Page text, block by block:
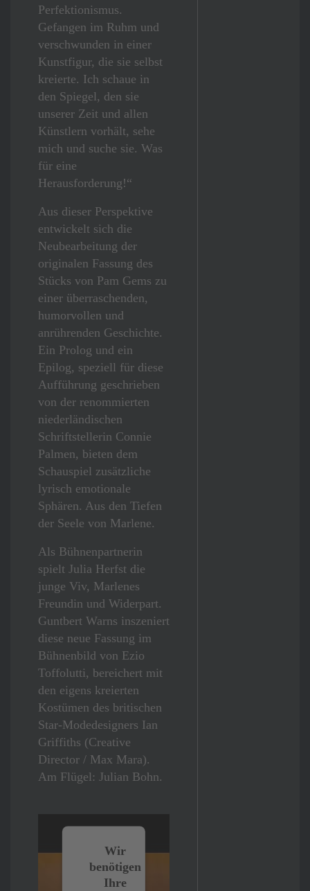
Perfektionismus.
Gefangen im Ruhm und
verschwunden in einer
Kunstfigur, die sie selbst
kreierte. Ich schaue in
den Spiegel, den sie
unserer Zeit und allen
Künstlern vorhält, sehe
mich und suche sie. Was
für eine
Herausforderung!“
Aus dieser Perspektive
entwickelt sich die
Neubearbeitung der
originalen Fassung des
Stücks von Pam Gems zu
einer überraschenden,
humorvollen und
anrührenden Geschichte.
Ein Prolog und ein
Epilog, speziell für diese
Aufführung geschrieben
von der renommierten
niederländischen
Schriftstellerin Connie
Palmen, bieten dem
Schauspiel zusätzliche
lyrisch emotionale
Sphären. Aus den Tiefen
der Seele von Marlene.
Als Bühnenpartnerin
spielt Julia Herfst die
junge Viv, Marlenes
Freundin und Widerpart.
Guntbert Warns inszeniert
diese neue Fassung im
Bühnenbild von Ezio
Toffolutti, bereichert mit
den eigens kreierten
Kostümen des britischen
Star-Modedesigners Ian
Griffiths (Creative
Director / Max Mara).
Am Flügel: Julian Bohn.
Wir
benötigen
Ihre